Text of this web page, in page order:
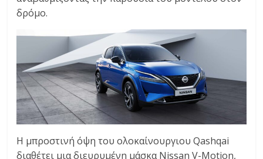
δρόμο.
Η μπροστινή όψη του ολοκαίνουργιου Qashqai
διαθέτει μια διευρυμένη μάσκα Nissan V-Motion,